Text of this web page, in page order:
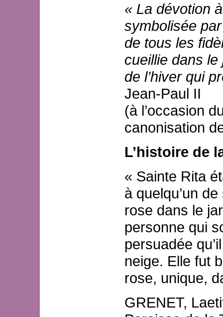
« La dévotion
symbolisée
de tous les
cueillie dans
de l’hiver qui
Jean-Paul II
(à l’occasion
canonisation
L’histoire de
« Sainte Rita
à quelqu’un
rose dans le
personne qui
persuadée
neige. Elle fut
rose, unique,
GRENET,